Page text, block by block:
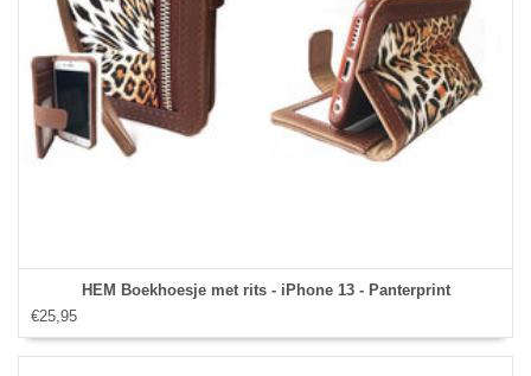
HEM Boekhoesje met rits - iPhone 13 - Panterprint
€25,95